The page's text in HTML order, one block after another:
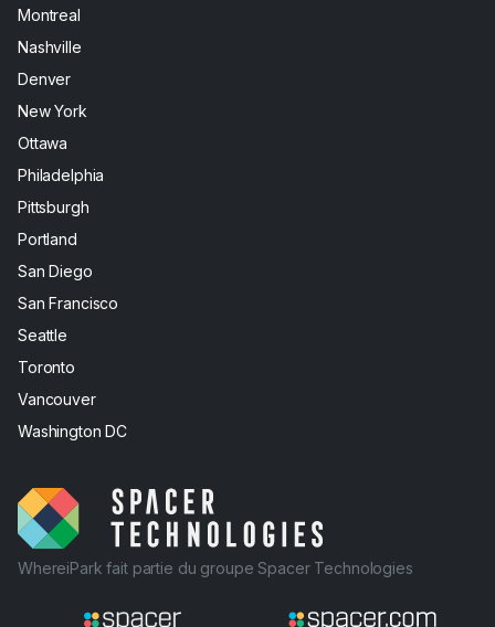
Montreal
Nashville
Denver
New York
Ottawa
Philadelphia
Pittsburgh
Portland
San Diego
San Francisco
Seattle
Toronto
Vancouver
Washington DC
WhereiPark fait partie du groupe Spacer Technologies